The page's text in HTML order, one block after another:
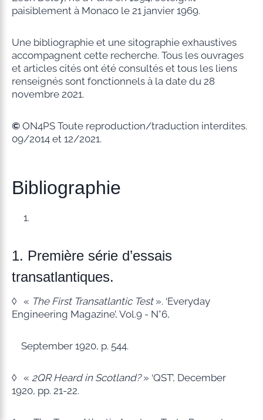
paisiblement à Monaco le 21 janvier 1969.
Une bibliographie et une sitographie exhaustives
accompagnent cette recherche. Tous les ouvrages
et articles cités ont été consultés et tous les liens
renseignés sont fonctionnels à la date du 28
novembre 2021.
©ON4PS Toute reproduction/traduction interdites.
09/2014 et 12/2021.
Bibliographie
1. Première série d’essais
transatlantiques.
◊ « The First Transatlantic Test». ‘Everyday
Engineering Magazine’, Vol.9 - N°6,
September 1920, p. 544.
◊ « 2QR Heard in Scotland?» ‘QST’, December
1920, pp. 21-22.